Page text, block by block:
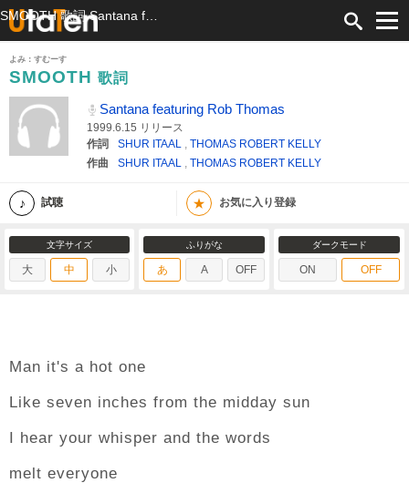
よみ：すむーす
SMOOTH 歌詞
Santana featuring Rob Thomas
1999.6.15 リリース
作詞
SHUR ITAAL , THOMAS ROBERT KELLY
作曲
SHUR ITAAL , THOMAS ROBERT KELLY
試聴 ★ お気に入り登録
文字サイズ
大 中 小
ふりがな
あ A OFF
ダークモード
ON OFF
Man it's a hot one
Like seven inches from the midday sun
I hear your whisper and the words
melt everyone